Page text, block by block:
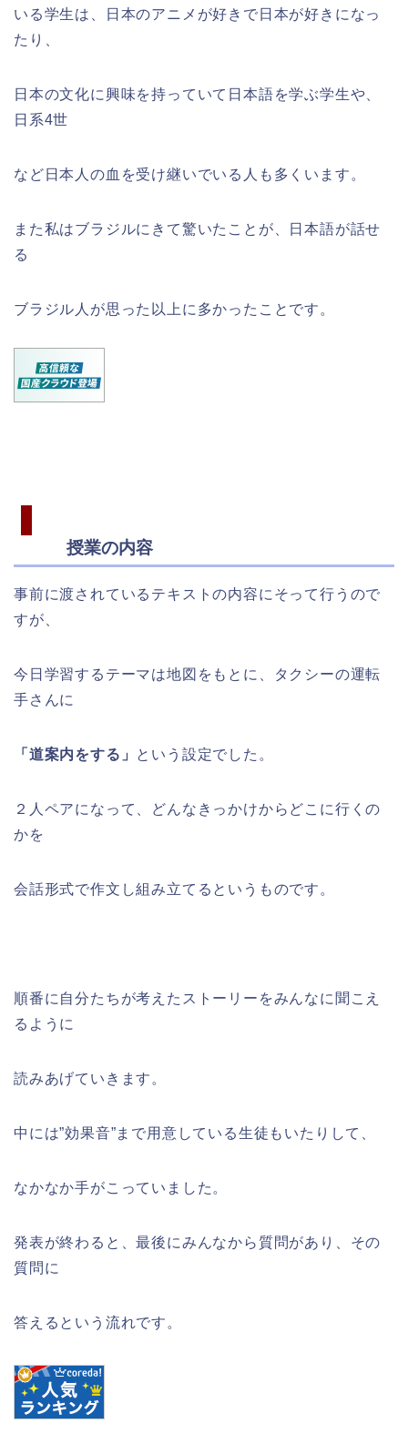
いる学生は、日本のアニメが好きで日本が好きになっ
たり、
日本の文化に興味を持っていて日本語を学ぶ学生や、
日系4世
など日本人の血を受け継いでいる人も多くいます。
また私はブラジルにきて驚いたことが、日本語が話せ
る
ブラジル人が思った以上に多かったことです。
授業の内容
事前に渡されているテキストの内容にそって行うので
すが、
今日学習するテーマは地図をもとに、タクシーの運転
手さんに
「道案内をする」 という設定でした。
２人ペアになって、どんなきっかけからどこに行くの
かを
会話形式で作文し組み立てるというものです。
順番に自分たちが考えたストーリーをみんなに聞こえ
るように
読みあげていきます。
中には”効果音”まで用意している生徒もいたりして、
なかなか手がこっていました。
発表が終わると、最後にみんなから質問があり、その
質問に
答えるという流れです。